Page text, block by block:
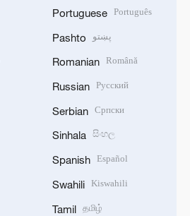
Portuguese Português
Pashto پښتو
Romanian Română
Russian Русский
Serbian Српски
Sinhala සිංහල
Spanish Español
Swahili Kiswahili
Tamil தமிழ்